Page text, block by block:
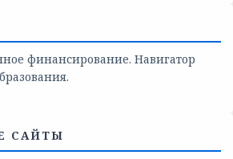
финансирование. Навигатор
САЙТЫ